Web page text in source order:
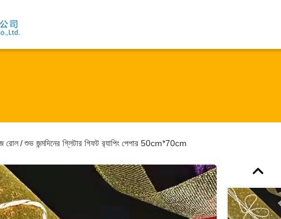
রোল/শুভ জন্মদিনের গ্লিটার গিফট র‍্যাপিং পেপার 50cm*70cm